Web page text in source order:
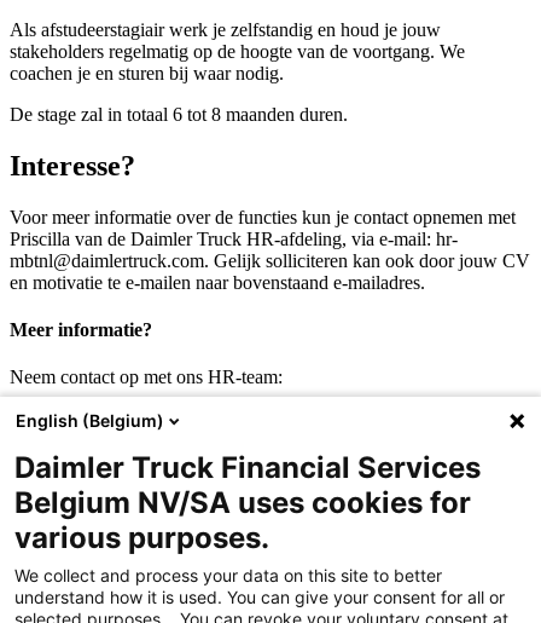
Als afstudeerstagiair werk je zelfstandig en houd je jouw
stakeholders regelmatig op de hoogte van de voortgang. We
coachen je en sturen bij waar nodig.
De stage zal in totaal 6 tot 8 maanden duren.
Interesse?
Voor meer informatie over de functies kun je contact opnemen met
Priscilla van de Daimler Truck HR-afdeling, via e-mail: hr-
mbtnl@daimlertruck.com. Gelijk solliciteren kan ook door jouw CV
en motivatie te e-mailen naar bovenstaand e-mailadres.
Meer informatie?
Neem contact op met ons HR-team:
hr-mbtnl@daimlertruck.com
+31 (0)6 46 95 10 94
(0)30 247 16 01
English (Belgium)
Daimler Truck Financial Services
Belgium NV/SA uses cookies for
various purposes.
We collect and process your data on this site to better
understand how it is used. You can give your consent for all or
selected purposes. . You can revoke your voluntary consent at